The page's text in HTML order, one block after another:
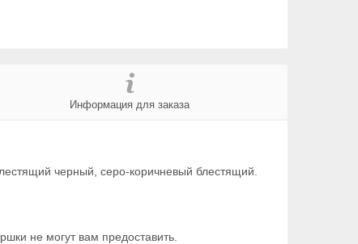
Информация для заказа
черный, серо-коричневый блестящий.
не могут вам предоставить.